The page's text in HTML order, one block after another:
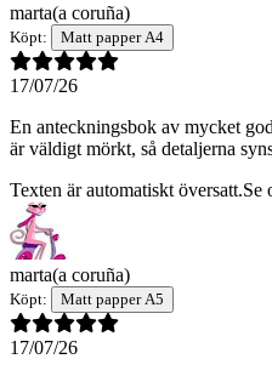
marta(a coruña)
Köpt: Matt papper A4
17/07/26
En anteckningsbok av mycket
är väldigt mörkt, så detaljerna
Texten är automatiskt översatt.Se
marta(a coruña)
Köpt: Matt papper A5
17/07/26